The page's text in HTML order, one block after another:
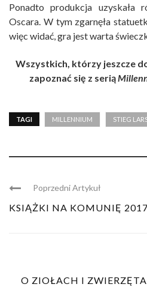
Ponadto produkcja uzyskała
Oscara. W tym zgarnęła
więc widać, gra jest warta
Wszystkich, którzy jeszcze
zapoznać się z serią
TAGI MILLENNIUM STIEG
Poprzedni Artykuł
KSIĄŻKI NA KOMUNIĘ
O ZIOŁACH I